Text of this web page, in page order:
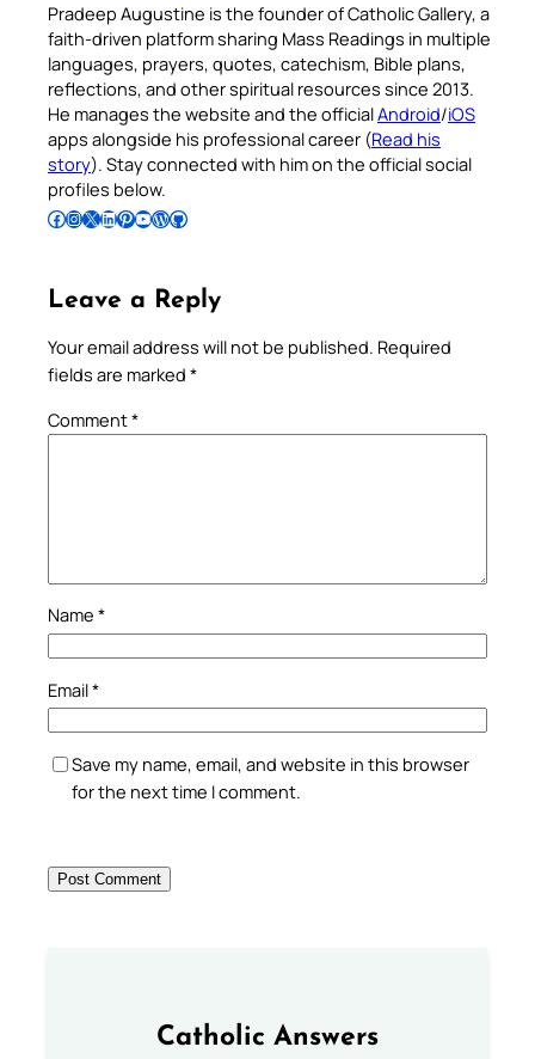
Pradeep Augustine is the founder of Catholic Gallery, a
faith-driven platform sharing Mass Readings in multiple
languages, prayers, quotes, catechism, Bible plans,
reflections, and other spiritual resources since 2013.
He manages the website and the officialAndroid/iOS
apps alongside his professional career (Read his
story). Stay connected with him on the official social
profiles below.
Follow Pradeep on Facebook Follow Pradeep on InstagramFollow Pradeep on X Follow Pradeep on LinkedIn Follow Pradeep on Pinterest Subscribe to Pradeep’s Youtube Channel Follow Pradeep on WordPress Follow Pradeep on GitHub
Leave a Reply
Your email address will not be published. Required
fields are marked *
Comment*
Name *
Email*
Save my name, email, and website in this browser
for the next time I comment.
Catholic Answers